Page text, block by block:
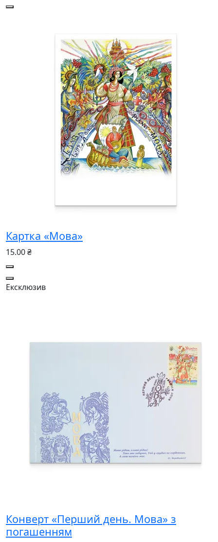
Картка «Мова»
15.00 ₴
Ексклюзив
Конверт «Перший день. Мова» з
погашенням